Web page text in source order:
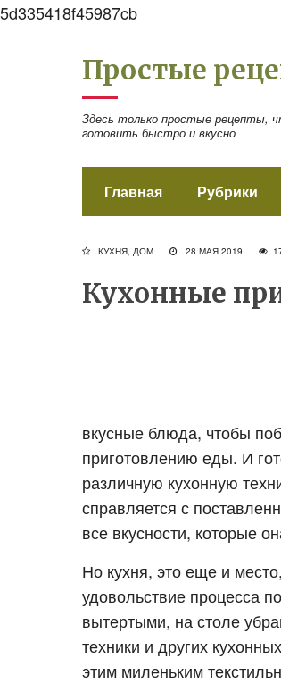
5d335418f45987cb
Простые
Здесь только простые рецепты,
готовить быстро и вкусно
Главная Рубрики
КУХНЯ, ДОМ 28 МАЯ 2019
Кухонные
вкусные блюда, чтобы
приготовлению еды. И
различную кухонную
справляется с
все вкусности, которые
Но кухня, это еще и
удовольствие процесса
вытертыми, на столе
техники и других
этим миленьким